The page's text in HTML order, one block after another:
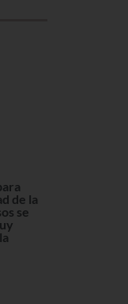
de la
se